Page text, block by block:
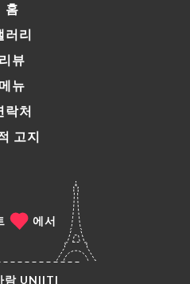
홈
러리
리뷰
메뉴
락처
고지
에서
람 UNIITI